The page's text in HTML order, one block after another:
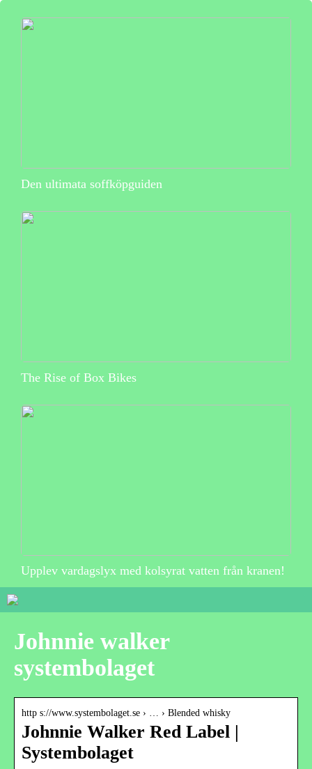
Den ultimata soffköpguiden
The Rise of Box Bikes
Upplev vardagslyx med kolsyrat vatten från kranen!
Johnnie walker
systembolaget
http s://www.systembolaget.se › … › Blended whisky
Johnnie Walker Red Label |
Systembolaget